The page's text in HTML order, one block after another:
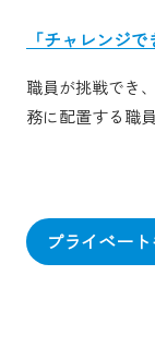
「チャレンジ
職員が挑戦でき
務に配置する職
プライベー